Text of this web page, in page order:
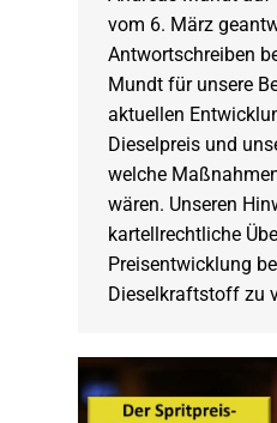
vom 6. März
Antwortschreiben
Mundt für unsere
aktuellen
Dieselpreis und
welche
wären. Unseren
kartellrechtliche
Preisentwicklung
Dieselkraftstoff zu